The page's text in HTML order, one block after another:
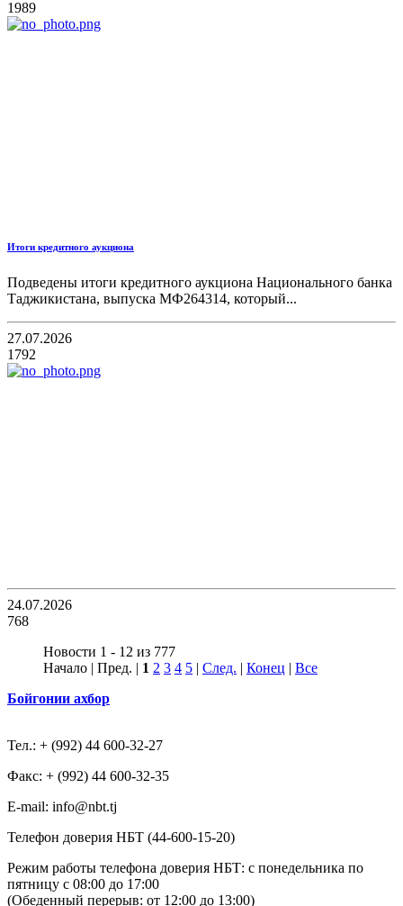
1989
Итоги кредитного аукциона
Подведены итоги кредитного аукциона Национального банка
Таджикистана, выпуска МФ264314, который...
27.07.2026
1792
24.07.2026
768
Новости 1 - 12 из 777
Начало | Пред. | 1 2 3 4 5 | След. | Конец | Все
Бойгонии ахбор
Тел.: + (992) 44 600-32-27
Факс: + (992) 44 600-32-35
Е-mail: info@nbt.tj
Телефон доверия НБТ (44-600-15-20)
Режим работы телефона доверия НБТ: с понедельника по
пятницу с 08:00 до 17:00
(Обеденный перерыв: от 12:00 до 13:00)